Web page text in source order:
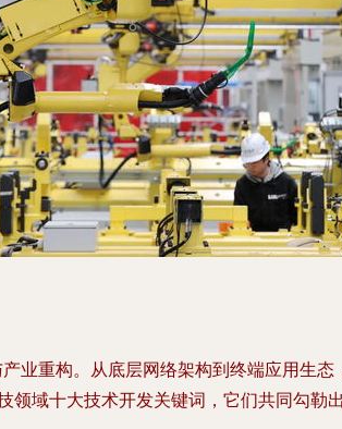
业重构。从底层网络架构到终端应用生
域十大技术开发关键词，它们共同勾勒